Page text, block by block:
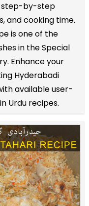
step-by-step
and cooking time.
is one of the
in the Special
Enhance your
Hyderabadi
available user-
Urdu recipes.